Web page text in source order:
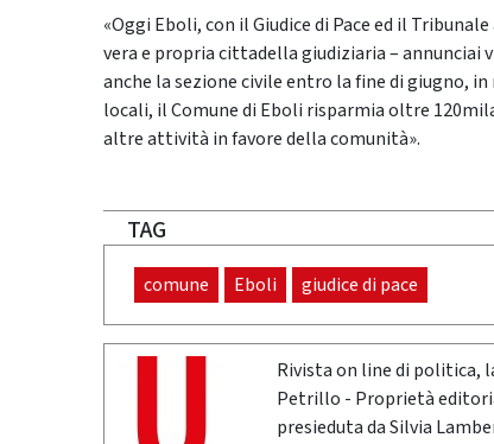
«Oggi Eboli, con il Giudice di Pace ed il
vera e propria cittadella giudiziaria – annunciai
anche la sezione civile entro la fine di giugno,
locali, il Comune di Eboli risparmia oltre
altre attività in favore della comunità».
TAG
comune Eboli giudice di pace
Rivista on line di politica,
Petrillo - Proprietà
presieduta da Silvia